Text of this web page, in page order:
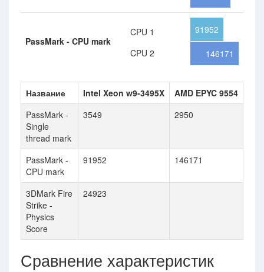
PassMark - CPU mark
CPU 1
CPU 2
91952
146171
Название Intel Xeon w9-3495X
AMD EPYC 9554
PassMark -
Single
thread mark
3549 2950
PassMark -
CPU mark
91952 146171
3DMark Fire
Strike -
Physics
Score
24923
Сравнение характеристик